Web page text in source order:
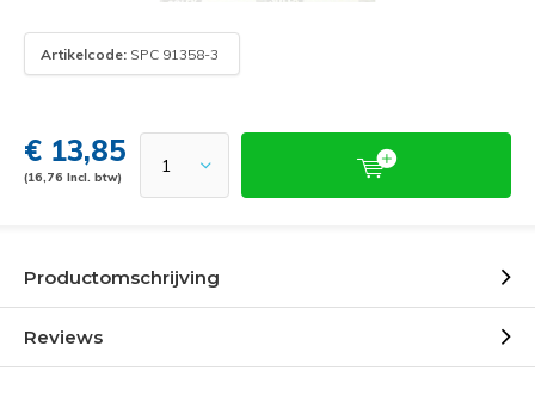
Artikelcode: SPC 91358-3
€ 13,85
(16,76 Incl. btw)
Productomschrijving
Reviews